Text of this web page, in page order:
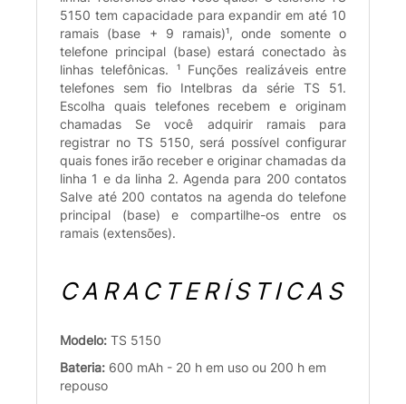
5150 tem capacidade para expandir em até 10
ramais (base + 9 ramais)¹, onde somente o
telefone principal (base) estará conectado às
linhas telefônicas. ¹ Funções realizáveis entre
telefones sem fio Intelbras da série TS 51.
Escolha quais telefones recebem e originam
chamadas Se você adquirir ramais para
registrar no TS 5150, será possível configurar
quais fones irão receber e originar chamadas da
linha 1 e da linha 2. Agenda para 200 contatos
Salve até 200 contatos na agenda do telefone
principal (base) e compartilhe-os entre os
ramais (extensões).
CARACTERÍSTICAS
Modelo: TS 5150
Bateria: 600 mAh - 20 h em uso ou 200 h em
repouso